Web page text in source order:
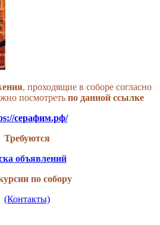
, проходящие в соборе согласно
посмотреть по данной ссылке
серафим.рф/
Требуются
объявлений
по собору
(Контакты)